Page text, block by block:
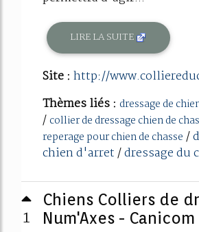
LIRE LA SUITE
Site : http://
Thèmes liés : dressage de
/ collier de dressage chien de
reperage pour chien de chasse /
chien d'arret/dressage du
1
Chiens Colliers de
Num'Axes - Canicom